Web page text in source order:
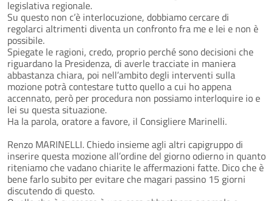
legislativa regionale.
Su questo non c’è interlocuzione, dobbiamo cercare di
regolarci altrimenti diventa un confronto fra me e lei e non è
possibile.
Spiegate le ragioni, credo, proprio perché sono decisioni che
riguardano la Presidenza, di averle tracciate in maniera
abbastanza chiara, poi nell’ambito degli interventi sulla
mozione potrà contestare tutto quello a cui ho appena
accennato, però per procedura non possiamo interloquire io e
lei su questa situazione.
Ha la parola, oratore a favore, il Consigliere Marinelli.
Renzo MARINELLI. Chiedo insieme agli altri capigruppo di
inserire questa mozione all’ordine del giorno odierno in quanto
riteniamo che vadano chiarite le affermazioni fatte. Dico che è
bene farlo subito per evitare che magari passino 15 giorni
discutendo di questo.